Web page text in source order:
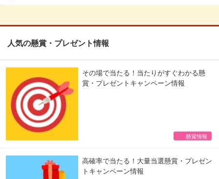
人気の懸賞・プレゼント情報
その場で当たる！当たりがすぐわかる懸
賞・プレゼントキャンペーン情報
懸賞情報
高確率で当たる！大量当選懸賞・プレゼン
トキャンペーン情報